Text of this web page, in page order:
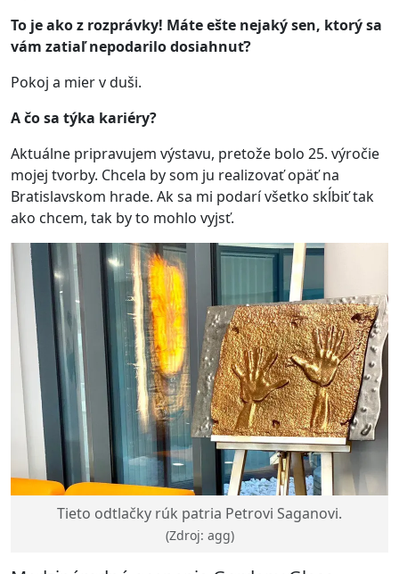
To je ako z rozprávky! Máte ešte nejaký sen, ktorý sa
vám zatiaľ nepodarilo dosiahnuť?
Pokoj a mier v duši.
A čo sa týka kariéry?
Aktuálne pripravujem výstavu, pretože bolo 25. výročie
mojej tvorby. Chcela by som ju realizovať opäť na
Bratislavskom hrade. Ak sa mi podarí všetko skĺbiť tak
ako chcem, tak by to mohlo vyjsť.
Tieto odtlačky rúk patria Petrovi Saganovi.
(Zdroj: agg)